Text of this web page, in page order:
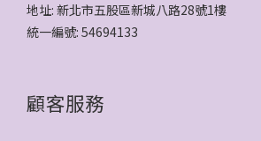
地址: 新北市五股區新城八路28號1樓
統一編號: 54694133
顧客服務